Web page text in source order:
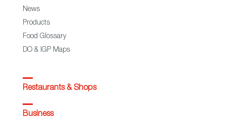
News
Products
Food Glossary
DO & IGP Maps
Restaurants & Shops
Business